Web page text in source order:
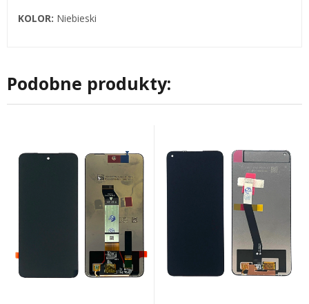
KOLOR: Niebieski
Podobne produkty: